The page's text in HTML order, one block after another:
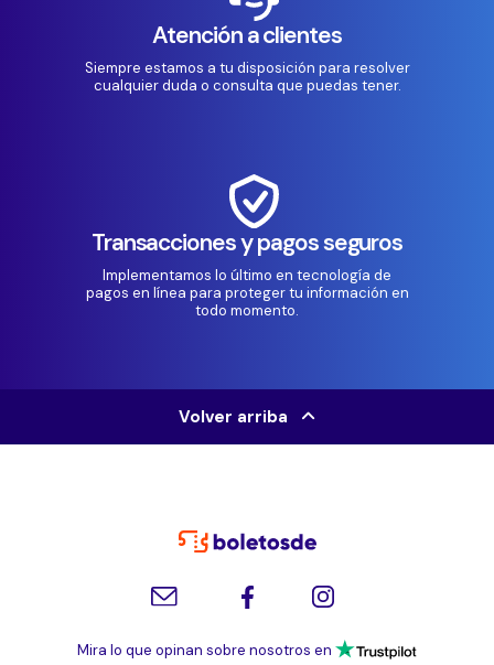
Atención a clientes
Siempre estamos a tu disposición para resolver
cualquier duda o consulta que puedas tener.
Transacciones y pagos seguros
Implementamos lo último en tecnología de
pagos en línea para proteger tu información en
todo momento.
Volver arriba
Mira lo que opinan sobre nosotros en